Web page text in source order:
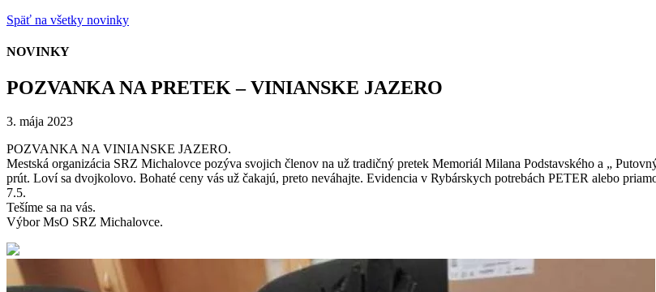
Späť na všetky novinky
NOVINKY
POZVANKA NA PRETEK – VINIANSKE JAZERO
3. mája 2023
POZVANKA NA VINIANSKE JAZERO.
Mestská organizácia SRZ Michalovce pozýva svojich členov na už tradičný pretek Memoriál Milana Podstavského a „
prút. Loví sa dvojkolovo. Bohaté ceny vás už čakajú, preto neváhajte. Evidencia v Rybárskych potrebách PETER alebo
7.5.
Tešíme sa na vás.
Výbor MsO SRZ Michalovce.